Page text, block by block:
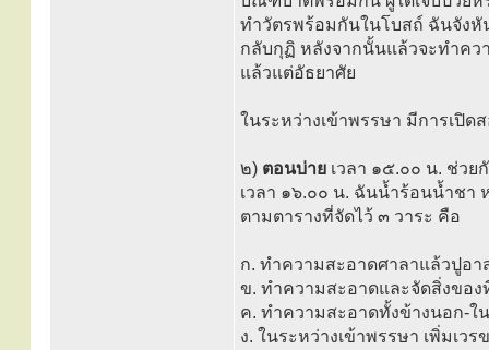
ทำวัตรพร้อมกันในโบสถ์ ฉันจังหั
กลับกุฏิ หลังจากนั้นแล้วจะทำค
แล้วแต่อัธยาศัย
ในระหว่างเข้าพรรษา มีการเปิ
๒) ตอนบ่าย เวลา ๑๕.๐๐ น. ช่ว
เวลา ๑๖.๐๐ น. ฉันน้ำร้อนน้ำชา
ตามตารางที่จัดไว้ ๓ วาระ คือ
ก. ทำความสะอาดศาลาแล้วปูอ
ข. ทำความสะอาดและจัดสิ่งขอ
ค. ทำความสะอาดทั้งข้างนอก-
ง. ในระหว่างเข้าพรรษา เพิ่มเว